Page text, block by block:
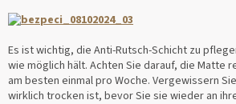
Es ist wichtig, die Anti-Rutsch-Schicht zu
wie möglich hält. Achten Sie darauf, die Matte
am besten einmal pro Woche. Vergewissern
wirklich trocken ist, bevor Sie sie wieder an